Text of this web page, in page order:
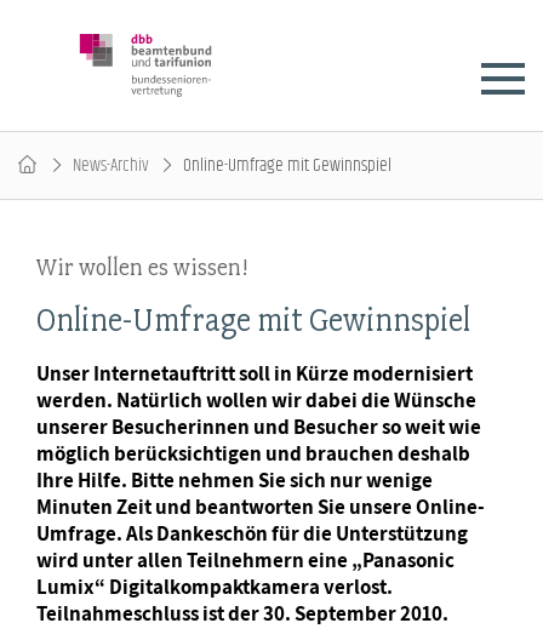
News-Archiv Online-Umfrage mit Gewinnspiel
Wir wollen es wissen!
Online-Umfrage mit Gewinnspiel
Unser Internetauftritt soll in Kürze modernisiert
werden. Natürlich wollen wir dabei die Wünsche
unserer Besucherinnen und Besucher so weit wie
möglich berücksichtigen und brauchen deshalb
Ihre Hilfe. Bitte nehmen Sie sich nur wenige
Minuten Zeit und beantworten Sie unsere Online-
Umfrage. Als Dankeschön für die Unterstützung
wird unter allen Teilnehmern eine „Panasonic
Lumix“ Digitalkompaktkamera verlost.
Teilnahmeschluss ist der 30. September 2010.